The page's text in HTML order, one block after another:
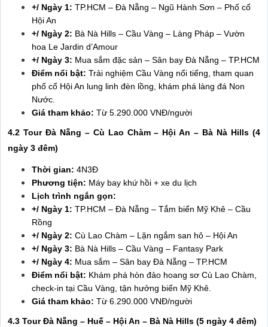
+/ Ngày 1: TP.HCM – Đà Nẵng – Ngũ Hành Sơn – Phố cổ
Hội An
+/ Ngày 2: Bà Nà Hills – Cầu Vàng – Làng Pháp – Vườn
hoa Le Jardin d’Amour
+/ Ngày 3: Mua sắm đặc sản – Sân bay Đà Nẵng – TP.HCM
Điểm nổi bật: Trải nghiệm Cầu Vàng nổi tiếng, tham quan
phố cổ Hội An lung linh đèn lồng, khám phá làng đá Non
Nước.
Giá tham khảo: Từ 5.290.000 VNĐ/người
4.2 Tour Đà Nẵng – Cù Lao Chàm – Hội An – Bà Nà Hills (4
ngày 3 đêm)
Thời gian: 4N3Đ
Phương tiện: Máy bay khứ hồi + xe du lịch
Lịch trình ngắn gọn:
+/ Ngày 1: TP.HCM – Đà Nẵng – Tắm biển Mỹ Khê – Cầu
Rồng
+/ Ngày 2: Cù Lao Chàm – Lặn ngắm san hô – Hội An
+/ Ngày 3: Bà Nà Hills – Cầu Vàng – Fantasy Park
+/ Ngày 4: Mua sắm – Sân bay Đà Nẵng – TP.HCM
Điểm nổi bật: Khám phá hòn đảo hoang sơ Cù Lao Chàm,
check-in tại Cầu Vàng, tận hưởng biển Mỹ Khê.
Giá tham khảo: Từ 6.290.000 VNĐ/người
4.3 Tour Đà Nẵng – Huế – Hội An – Bà Nà Hills (5 ngày 4 đêm)